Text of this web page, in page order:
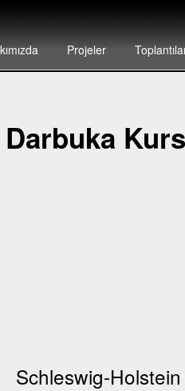
Projeler
Darbuka
Schleswig-